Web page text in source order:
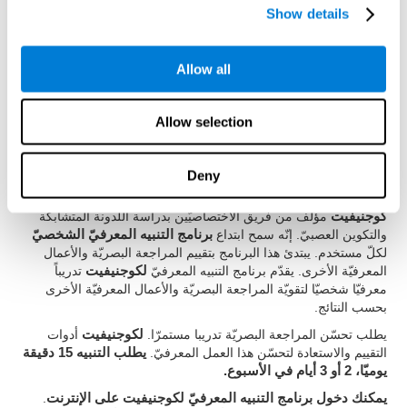
Show details
Allow all
Allow selection
Deny
كيف نستعيد أو نحسّن المراجعة
من الممكن أن تدرّب المهارات المعرفية، مثل المراجعة البصريّة،
لتحسّنها. يقدّمكوجنيفيتالإمكانيّة لإتمامه بطريقة مهنيّة.
هي أساس استعادة الفحص البصر والقدرات
الفحص البصري ووظائف معرفية أخرى. يتمّ تقوية الدماغ والاتصالات
العصبية باستخدام الوظائف المتعلّقة بها. هكذا، إذا درّبنا الفحص البصري
كوجنيفيتمؤلّف من فريق الاختصاصيّين بدراسة اللدونة المتشابكة
والتكوين العصبيّ. إنّه سمح ابتداعبرنامج التنبيه المعرفيّ الشخصيّ
لكلّ مستخدم. يبتدئ هذا البرنامج بتقييم المراجعة البصريّة والأعمال
المعرفيّة الأخرى. يقدّم برنامج التنبيه المعرفيّ لكوجنيفيت تدريباً
معرفيّا شخصيّا لتقويّة المراجعة البصريّة والأعمال المعرفيّة الأخرى
بحسب النتائج.
يطلب تحسّن المراجعة البصريّة تدريبا مستمرّا. لكوجنيفيت أدوات
التقييم والاستعادة لتحسّن هذا العمل المعرفيّ.
يطلب التنبيه 15 دقيقة
يوميّا، 2 أو 3 أيام في الأسبوع.
يمكنك دخول برنامج التنبيه المعرفيّ لكوجنيفيت على الإنترنت